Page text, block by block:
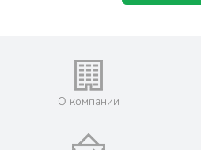
О компании